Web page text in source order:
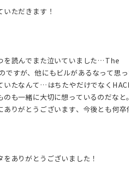
ただきます！
を読んでまた泣いていました…The
すが、他にもビルがあるなって思
いたなんて…はちたやだけでなく
のも一緒に大切に想っているのだなと
ありがとうございます、今後とも何
ありがとうございました！